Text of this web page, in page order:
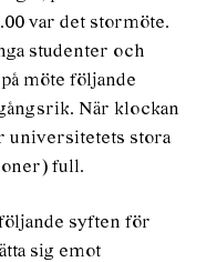
var det stormöte.
studenter och
möte följande
När klockan
universitetets stora
full.
syften för
sig emot